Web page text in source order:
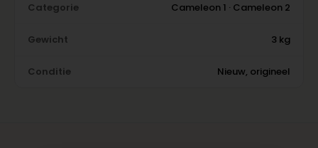
Categorie Cameleon 1 · Cameleon 2
Gewicht 3 kg
Conditie Nieuw, origineel